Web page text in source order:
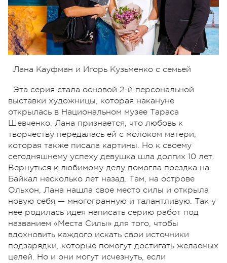
Лана Кауфман и Игорь Кузьменко с семьей
Эта серия стала основой 2-й персональной
выставки художницы, которая накануне
открылась в Национальном музее Тараса
Шевченко. Лана признается, что любовь к
творчеству передалась ей с молоком матери,
которая также писала картины. Но к своему
сегодняшнему успеху девушка шла долгих 10 лет.
Вернуться к любимому делу помогла поездка на
Байкал несколько лет назад. Там, на острове
Ольхон, Лана нашла свое место силы и открыла
новую себя — многогранную и талантливую. Так у
нее родилась идея написать серию работ под
названием «Места Силы» для того, чтобы
вдохновить каждого искать свои источники
подзарядки, которые помогут достигать желаемых
целей. Но и они могут исчезнуть, если